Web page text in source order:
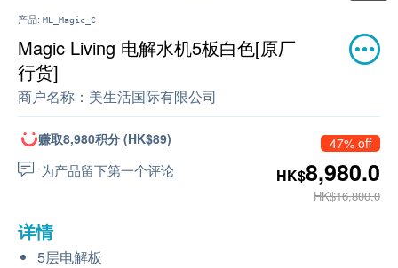
产品: ML_Magic_C
Magic Living 电解水机5板白色[原厂
行货]
商户名称： 美生活国际有限公司
赚取8,980积分 (HK$89)
为产品留下第一个评论
47% off
HK$8,980.0
HK$16,800.0
详情
5层电解板